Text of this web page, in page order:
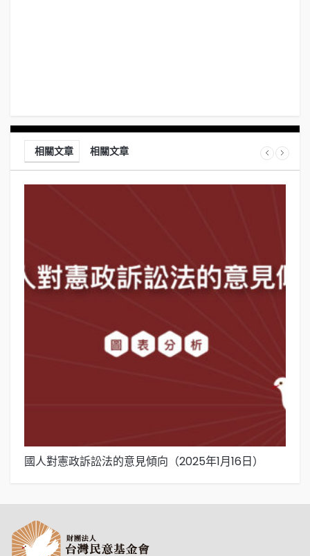
相關文章 相關文章
國人對憲政訴訟法的意見傾向（2025年1月16日）